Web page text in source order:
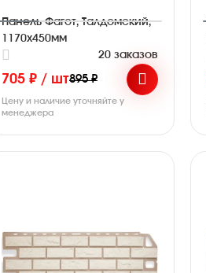
Панель Фагот, Талдомский,
1170х450мм
20 заказов
705 ₽ / шт895 ₽
Цену и наличие уточняйте у
менеджера